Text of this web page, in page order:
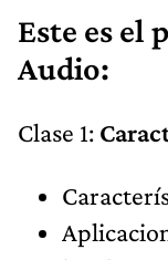
Este es el
Audio:
Clase 1: